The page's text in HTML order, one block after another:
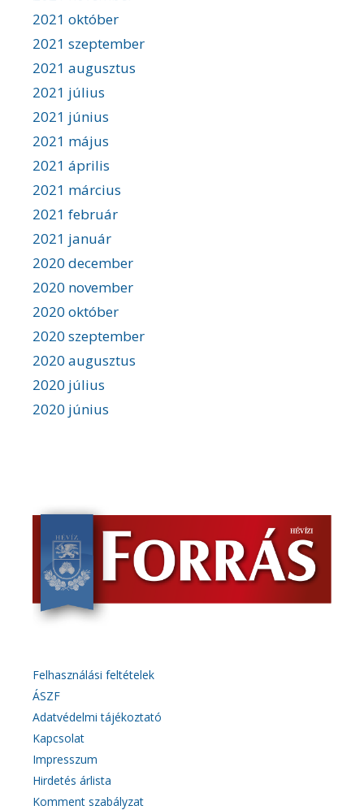
2021 október
2021 szeptember
2021 augusztus
2021 július
2021 június
2021 május
2021 április
2021 március
2021 február
2021 január
2020 december
2020 november
2020 október
2020 szeptember
2020 augusztus
2020 július
2020 június
Felhasználási feltételek
ÁSZF
Adatvédelmi tájékoztató
Kapcsolat
Impresszum
Hirdetés árlista
Komment szabályzat